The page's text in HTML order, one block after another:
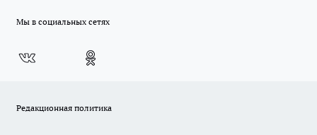
Мы в социальных сетях
Редакционная политика